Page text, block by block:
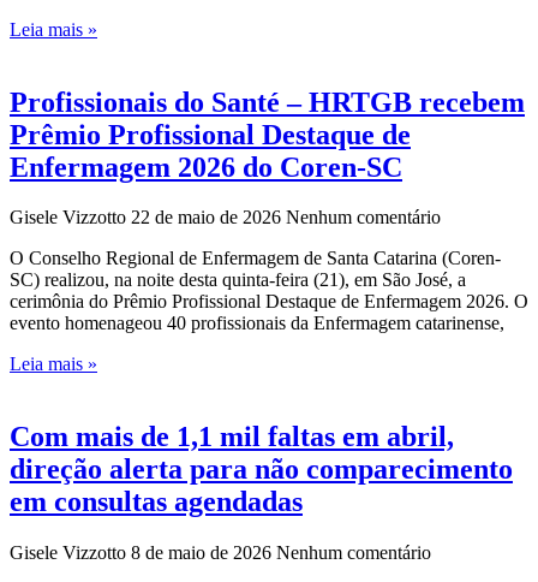
Leia mais »
Profissionais do Santé – HRTGB recebem
Prêmio Profissional Destaque de
Enfermagem 2026 do Coren-SC
Gisele Vizzotto 22 de maio de 2026 Nenhum comentário
O Conselho Regional de Enfermagem de Santa Catarina (Coren-
SC) realizou, na noite desta quinta-feira (21), em São José, a
cerimônia do Prêmio Profissional Destaque de Enfermagem 2026. O
evento homenageou 40 profissionais da Enfermagem catarinense,
Leia mais »
Com mais de 1,1 mil faltas em abril,
direção alerta para não comparecimento
em consultas agendadas
Gisele Vizzotto 8 de maio de 2026 Nenhum comentário